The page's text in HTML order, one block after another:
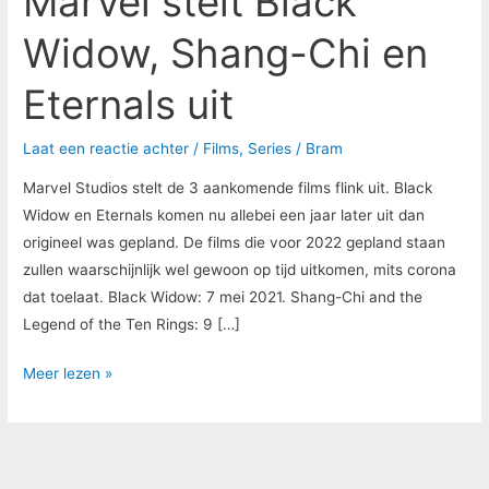
Widow, Shang-Chi en
Eternals uit
Laat een reactie achter / Films, Series / Bram
Marvel Studios stelt de 3 aankomende films flink uit. Black
Widow en Eternals komen nu allebei een jaar later uit dan
origineel was gepland. De films die voor 2022 gepland staan
zullen waarschijnlijk wel gewoon op tijd uitkomen, mits corona
dat toelaat. Black Widow: 7 mei 2021. Shang-Chi and the
Legend of the Ten Rings: 9 […]
Meer lezen »